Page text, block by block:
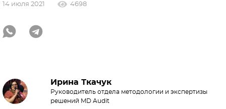
14 июля 2021 4698
Ирина Ткачук
Руководитель отдела методологии и экспертизы
решений MD Audit